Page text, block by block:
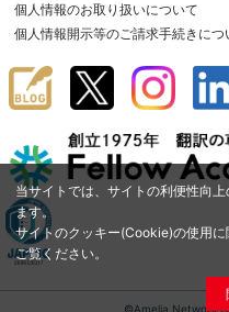
当サイトでは、サイトの利便性向
ます。
サイトのクッキー(Cookie)の使用に
ご覧ください。
個人情報のお取り扱いについて
個人情報開示等のご請求手続きにつ
©Amelia Network